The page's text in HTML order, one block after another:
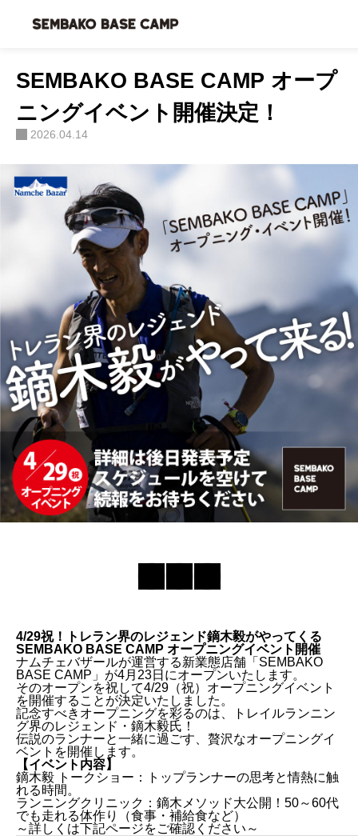
お知らせ SEMBAKO BASE CAMP オープニングイベント開催決定！
SEMBAKO BASE CAMP オープ
ニングイベント開催決定！
2026.04.14
4/29祝！トレラン界のレジェンド鏑木毅がやってくる
SEMBAKO BASE CAMP オープニングイベント開催
ナムチェバザールが運営する新業態店舗「SEMBAKO
BASE CAMP」が4月23日にオープンいたします。
そのオープンを祝して4/29（祝）オープニングイベント
を開催することが決定いたしました。
記念すべきオープニングを彩るのは、トレイルランニン
グ界のレジェンド・鏑木毅氏！
伝説のランナーと一緒に過ごす、贅沢なオープニングイ
ベントを開催します。
【イベント内容】
鏑木毅 トークショー：トップランナーの思考と情熱に触
れる時間。
ランニングクリニック：鏑木メソッド大公開！50～60代
でも走れる体作り（食事・補給食など）
～詳しくは下記ページをご確認ください～